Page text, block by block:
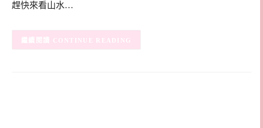
趕快來看山水…
CONTINUE READING